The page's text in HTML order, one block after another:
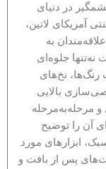
در دنیای
آمریکای لاتین،
به
نه‌تنها جلوه‌ای
رنگ‌ها، نخ‌های
بالایی
و مرحله‌به‌مرحله
آن را توضیح
ابزارهای مورد
پس از بافت و